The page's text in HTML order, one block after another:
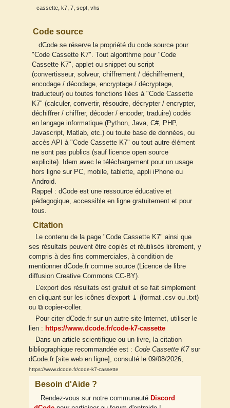
cassette, k7, 7, sept, vhs
Code source
dCode se réserve la propriété du code source pour
"Code Cassette K7". Tout algorithme pour "Code
Cassette K7", applet ou snippet ou script
(convertisseur, solveur, chiffrement / déchiffrement,
encodage / décodage, encryptage / décryptage,
traducteur) ou toutes fonctions liées à "Code Cassette
K7" (calculer, convertir, résoudre, décrypter / encrypter,
déchiffrer / chiffrer, décoder / encoder, traduire) codés
en langage informatique (Python, Java, C#, PHP,
Javascript, Matlab, etc.) ou toute base de données, ou
accès API à "Code Cassette K7" ou tout autre élément
ne sont pas publics (sauf licence open source
explicite). Idem avec le téléchargement pour un usage
hors ligne sur PC, mobile, tablette, appli iPhone ou
Android.
Rappel : dCode est une ressource éducative et
pédagogique, accessible en ligne gratuitement et pour
tous.
Citation
Le contenu de la page "Code Cassette K7" ainsi que
ses résultats peuvent être copiés et réutilisés librement, y
compris à des fins commerciales, à condition de
mentionner dCode.fr comme source (Licence de libre
diffusion Creative Commons CC-BY).
L'export des résultats est gratuit et se fait simplement
en cliquant sur les icônes d'export ⤓ (format .csv ou .txt)
ou ⧉ copier-coller.
Pour citer dCode.fr sur un autre site Internet, utiliser le
lien : https://www.dcode.fr/code-k7-cassette
Dans un article scientifique ou un livre, la citation
bibliographique recommandée est : Code Cassette K7sur
dCode.fr [site web en ligne], consulté le 09/08/2026,
https://www.dcode.fr/code-k7-cassette
Besoin d'Aide ?
Rendez-vous sur notre communauté Discord